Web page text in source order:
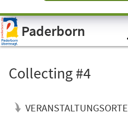
Visuelle
Assistenzsoftware
öffnen.Paderborn
Collecting #4
VERANSTALTUNGSORTE